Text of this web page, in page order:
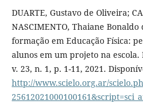
DUARTE, Gustavo de Oliveira;
NASCIMENTO, Thaiane
formação em Educação Física:
alunos em um projeto na escola.
v. 23, n. 1, p. 1-11, 2021.
http://www.scielo.org.ar/